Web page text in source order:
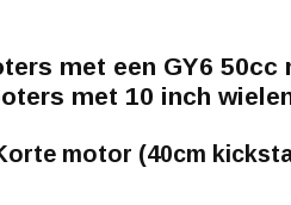
met een GY6 50cc
met 10 inch
motor (40cm